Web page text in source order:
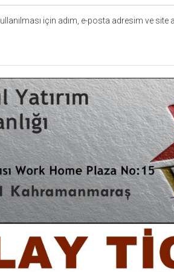
için adım, e-posta adresim ve site